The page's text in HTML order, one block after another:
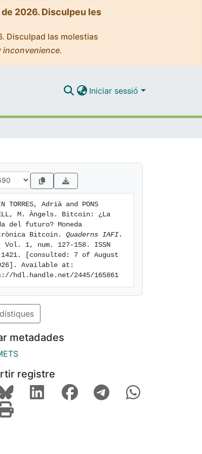
2026. Disculpeu les
Disculpad las molestias
Iniciar sessió
TORRES, Adrià and PONS
M. Àngels. Bitcoin: ¿La
del futuro? Moneda
Bitcoin. Quaderns IAFI .
Vol. 1, num. 127-158. ISSN
1421. [consulted: 7 of August
Available at:
hdl.handle.net/2445/165861
metadades
registre